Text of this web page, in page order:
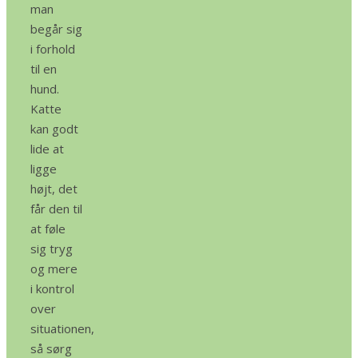
man
begår sig
i forhold
til en
hund.
Katte
kan godt
lide at
ligge
højt, det
får den til
at føle
sig tryg
og mere
i kontrol
over
situationen,
så sørg